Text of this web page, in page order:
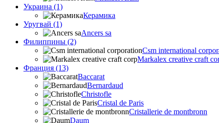
Украина (1)
Керамика
Уругвай (1)
Ancers sa
Филиппины (2)
Csm international
Markalex creative craft
Франция (13)
Baccarat
Bernardaud
Christofle
Cristal de Paris
Cristallerie de montbronn
Daum